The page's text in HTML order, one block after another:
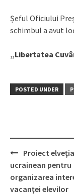
Șeful Oficiului
schimbul a avut
„Libertatea
POSTED UNDER
Post
navigation
Proiect
ucrainean pentru
organizarea
vacanţei elevilor